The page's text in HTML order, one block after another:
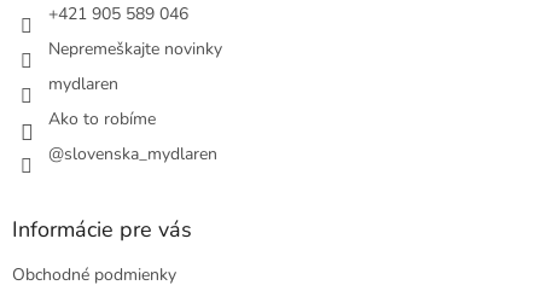
+421 905 589 046
Nepremeškajte novinky
mydlaren
Ako to robíme
@slovenska_mydlaren
Informácie pre vás
Obchodné podmienky